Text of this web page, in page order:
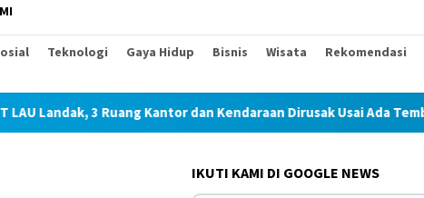
Teknologi Gaya Hidup Bisnis Wisata
Rekomendasi
Kantor dan Kendaraan Dirusak Usai Ada Tembakan Peringatan
IKUTI KAMI DI GOOGLE NEWS